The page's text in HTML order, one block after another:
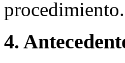
procedimiento.
4.